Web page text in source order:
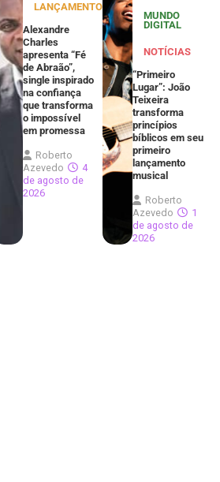
LANÇAMENTOS
Alexandre
Charles
apresenta “Fé
de Abraão”,
single inspirado
na confiança
que transforma
o impossível
em promessa
Roberto
Azevedo
4
de agosto de
2026
MUNDO
DIGITAL
NOTÍCIAS
“Primeiro
Lugar”: João
Teixeira
transforma
princípios
bíblicos em seu
primeiro
lançamento
musical
Roberto
Azevedo
1
de agosto de
2026